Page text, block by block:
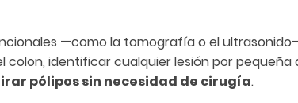
—como la tomografía o el
identificar cualquier lesión por pequeña
pólipos sin necesidad de cirugía.